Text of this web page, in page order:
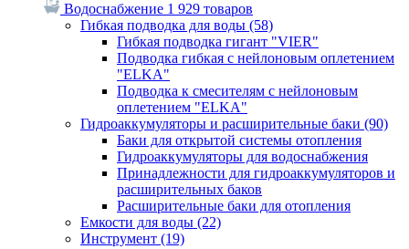
Водоснабжение 1 929 товаров
Гибкая подводка для воды (58)
Гибкая подводка гигант "VIER"
Подводка гибкая с нейлоновым оплетением
"ELKA"
Подводка к смесителям с нейлоновым
оплетением "ELKA"
Гидроаккумуляторы и расширительные баки (90)
Баки для открытой системы отопления
Гидроаккумуляторы для водоснабжения
Принадлежности для гидроаккумуляторов и
расширительных баков
Расширительные баки для отопления
Емкости для воды (22)
Инструмент (19)